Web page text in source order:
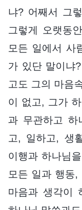
냐? 어째서 그
그렇게 오랫동
모든 일에서 사
가 있단 말이냐
고도 그의 마음
이 없고, 그가
과 무관하고 하
고, 일하고, 생
이행과 하나님
모든 일과 행동
마음과 생각이